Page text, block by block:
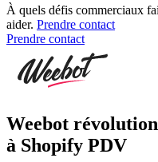
À quels défis commerciaux
aider. Prendre contact
Prendre contact
Weebot
à Shopify PDV